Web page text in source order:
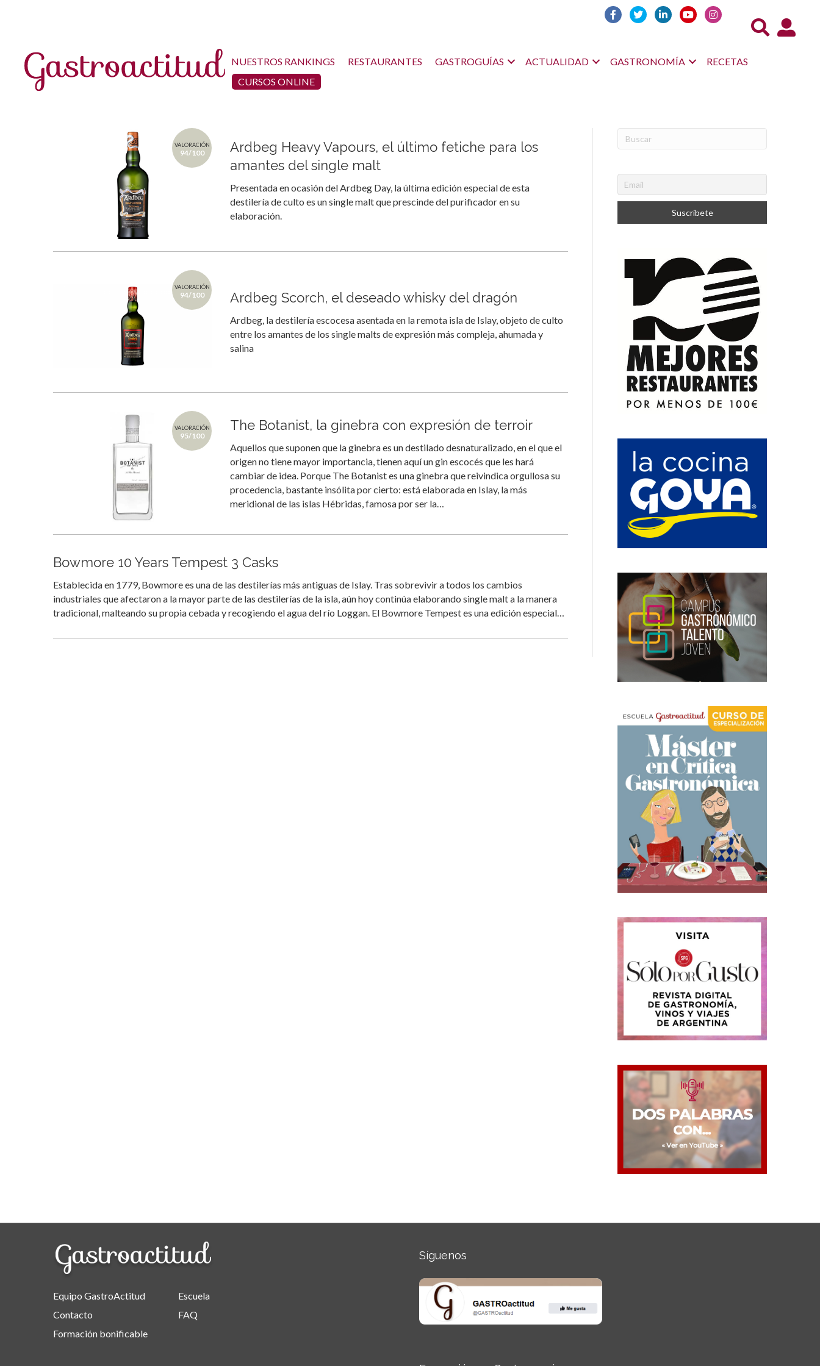
Acceso
NUESTROS RANKINGS RESTAURANTES GASTROGUÍAS ACTUALIDAD GASTRONOMÍA
RECETAS
CURSOS ONLINE
VALORACIÓN
94/100
Ardbeg Heavy Vapours, el último fetiche para los
amantes del single malt
Presentada en ocasión del Ardbeg Day, la última edición especial de esta
destilería de culto es un single malt que prescinde del purificador en su
elaboración.
VALORACIÓN
94/100 Ardbeg Scorch, el deseado whisky del dragón
Ardbeg, la destilería escocesa asentada en la remota isla de Islay, objeto de culto
entre los amantes de los single malts de expresión más compleja, ahumada y
salina
VALORACIÓN
95/100
The Botanist, la ginebra con expresión de terroir
Aquellos que suponen que la ginebra es un destilado desnaturalizado, en el que el
origen no tiene mayor importancia, tienen aquí un gin escocés que les hará
cambiar de idea. Porque The Botanist es una ginebra que reivindica orgullosa su
procedencia, bastante insólita por cierto: está elaborada en Islay, la más
meridional de las islas Hébridas, famosa por ser la…
Bowmore 10 Years Tempest 3 Casks
Establecida en 1779, Bowmore es una de las destilerías más antiguas de Islay. Tras sobrevivir a todos los cambios
industriales que afectaron a la mayor parte de las destilerías de la isla, aún hoy continúa elaborando single malt a la manera
tradicional, malteando su propia cebada y recogiendo el agua del río Loggan. El Bowmore Tempest es una edición especial…
Equipo GastroActitud
Contacto
Formación bonificable
Escuela
FAQ
Síguenos